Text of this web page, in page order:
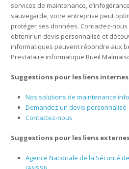
services de maintenance,
sauvegarde, votre entreprise peut
protéger ses données. Contactez-
obtenir un devis personnalisé et
informatiques peuvent répondre aux
Prestataire informatique Rueil
Suggestions pour les liens internes
Nos solutions de maintenance
Demandez un devis personnalisé
Contactez-nous
Suggestions pour les liens
Agence Nationale de la Sécurité